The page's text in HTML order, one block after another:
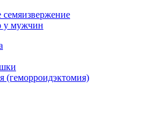
у мужчин
(геморроидэктомия)